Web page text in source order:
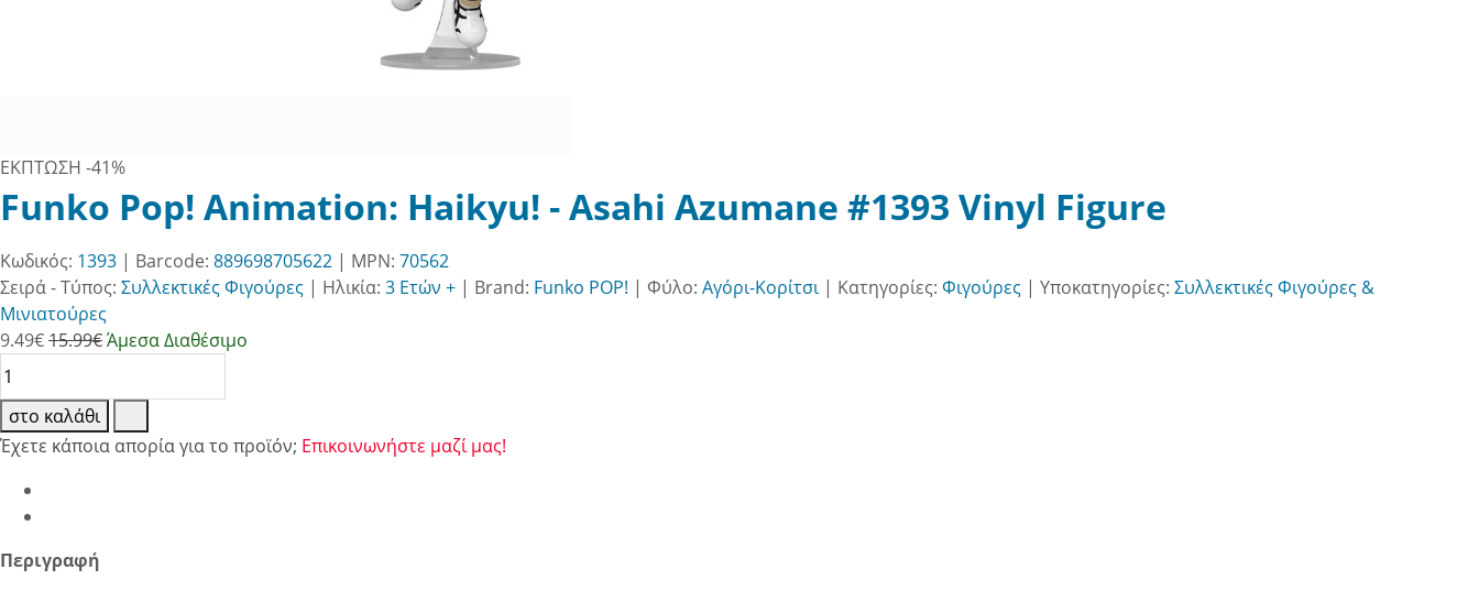
ΕΚΠΤΩΣΗ -41%
Funko Pop! Animation: Haikyu! - Asahi Azumane #1393 Vinyl Figure
Κωδικός: 1393 | Barcode: 889698705622 | MPN: 70562
Σειρά - Τύπος: Συλλεκτικές Φιγούρες | Ηλικία: 3 Ετών + | Brand: Funko POP! | Φύλο: Αγόρι-Κορίτσι| Κατηγορίες: Φιγούρες | Υποκατηγορίες: Συλλεκτικές Φιγούρες &
Μινιατούρες
9.49€15.99€Άμεσα Διαθέσιμο
στο καλάθι
Έχετε κάποια απορία για το προϊόν; Επικοινωνήστε μαζί μας!
Περιγραφή